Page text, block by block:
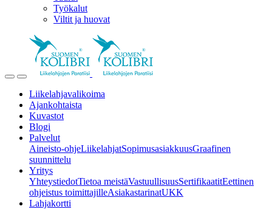
Työkalut
Viltit ja huovat
Liikelahjavalikoima
Ajankohtaista
Kuvastot
Blogi
Palvelut
Aineisto-ohjeLiikelahjatSopimusasiakkuusGraafinen
suunnittelu
Yritys
YhteystiedotTietoa meistäVastuullisuusSertifikaatitEettinen
ohjeistus toimittajilleAsiakastarinatUKK
Lahjakortti